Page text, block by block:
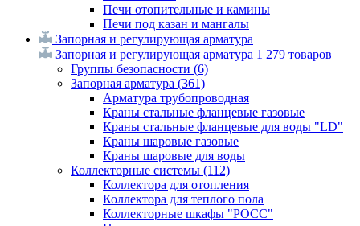
Печи отопительные и камины
Печи под казан и мангалы
Запорная и регулирующая арматура
Запорная и регулирующая арматура 1 279 товаров
Группы безопасности (6)
Запорная арматура (361)
Арматура трубопроводная
Краны стальные фланцевые газовые
Краны стальные фланцевые для воды "LD"
Краны шаровые газовые
Краны шаровые для воды
Коллекторные системы (112)
Коллектора для отопления
Коллектора для теплого пола
Коллекторные шкафы "РОСС"